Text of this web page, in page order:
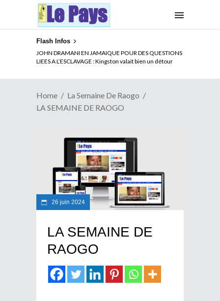
Flash Infos
JOHN DRAMANI EN JAMAIQUE POUR DES QUESTIONS
LIEES A L’ESCLAVAGE : Kingston valait bien un détour
Home
La Semaine De Raogo
LA SEMAINE DE RAOGO
26 juin 2024
LA SEMAINE DE
RAOGO